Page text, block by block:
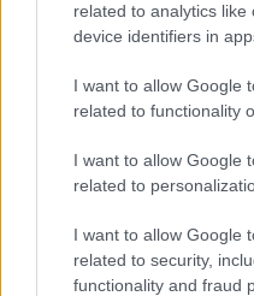
related to analytics like
device identifiers in
I want to allow Google
related to functionality
I want to allow Google
related to
I want to allow Google
related to security,
functionality and fraud